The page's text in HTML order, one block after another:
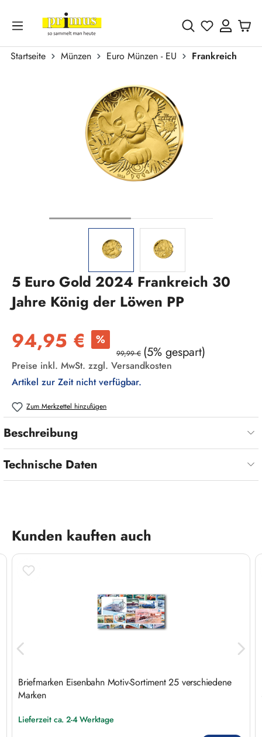
Zum Hauptinhalt springen
Du hast 0
Startseite Münzen Euro Münzen - EU
Frankreich
5 Euro Gold 2024 Frankreich 30
Jahre König der Löwen PP
Verkaufspreis:
94,95 € %
99,99 € (5% gespart)
Preise inkl. MwSt. zzgl. Versandkosten
Artikel zur Zeit nicht verfügbar.
Zum Merkzettel hinzufügen
Beschreibung
Technische Daten
Produktgalerie überspringen
Kunden kauften auch
Briefmarken Eisenbahn Motiv-Sortiment 25 verschiedene
Marken
Lieferzeit ca. 2-4 Werktage